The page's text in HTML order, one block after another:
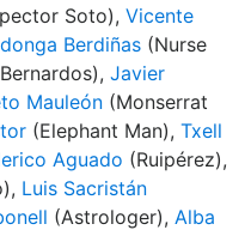
Soto), Vicente
Berdiñas (Nurse
Javier
Mauleón (Monserrat
(Elephant Man), Txell
Aguado (Ruipérez),
Luis Sacristán
(Astrologer), Alba